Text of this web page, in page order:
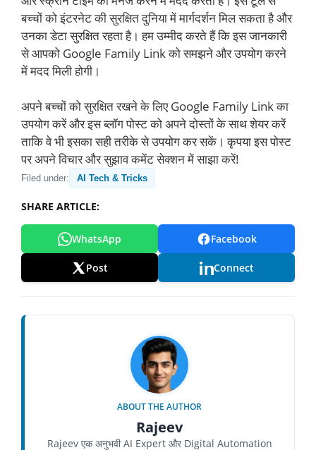
बच्चों को इंटरनेट की सुरक्षित दुनिया में मार्गदर्शन मिल सकता है और
उनका डेटा सुरक्षित रहता है। हम उम्मीद करते हैं कि इस जानकारी
से आपको Google Family Link को समझने और उपयोग करने
में मदद मिली होगी।
अपने बच्चों को सुरक्षित रखने के लिए Google Family Link का
उपयोग करें और इस ब्लॉग पोस्ट को अपने दोस्तों के साथ शेयर करें
ताकि वे भी इसका सही तरीके से उपयोग कर सकें। कृपया इस पोस्ट
पर अपने विचार और सुझाव कमेंट सेक्शन में साझा करें!
Filed under: AI Tech & Tricks
SHARE ARTICLE:
WhatsApp Facebook
Post Connect
ABOUT THE AUTHOR
Rajeev
Rajeev एक अनुभवी AI Expert और Digital Automation